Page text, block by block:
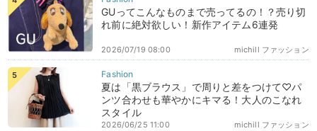
GUってこんなものまで売ってるの！？売り切
れ前に絶対欲しい！新作アイテム6連発
michill ファッション
2026/07/19 08:00
夏は「黒ブラウス」で周りと差をつけて♡パ
ンツ合わせも華やかにキマる！大人のこなれ
スタイル
michill ファッション
2026/06/25 11:00